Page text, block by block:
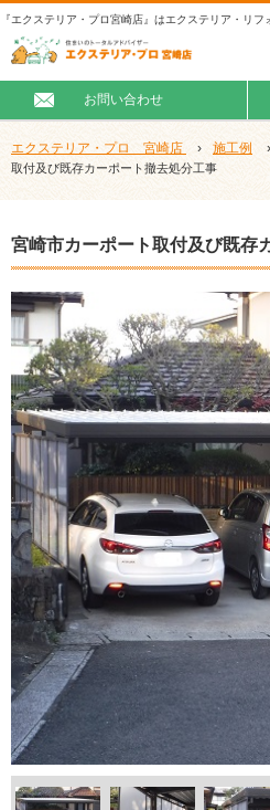
『エクステリア・プロ宮崎店』はエクステリア・リフ
お問い合わせ
エクステリア・プロ 宮崎店 › 施工例 ›
取付及び既存カーポート撤去処分工事
宮崎市カーポート取付及び既存